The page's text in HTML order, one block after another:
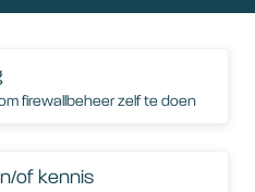
firewallbeheer zelf te doen
of kennis